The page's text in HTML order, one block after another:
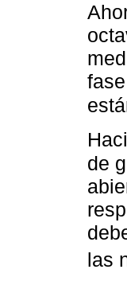
de
las